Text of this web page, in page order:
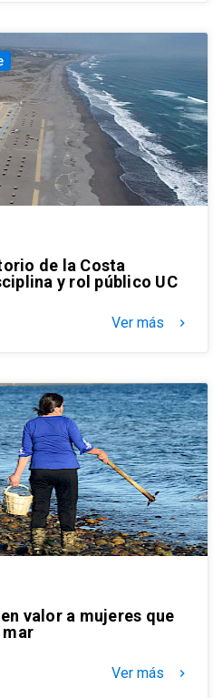
de la Costa
y rol público UC
Ver más keyboard_arrow_right
valor a mujeres que
Ver más keyboard_arrow_right